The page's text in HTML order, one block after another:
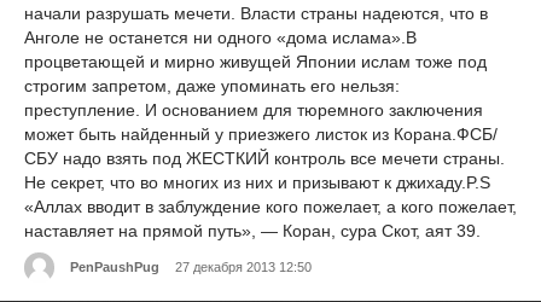
начали разрушать мечети. Власти страны надеются, что в
Анголе не останется ни одного «дома ислама».В
процветающей и мирно живущей Японии ислам тоже под
строгим запретом, даже упоминать его нельзя:
преступление. И основанием для тюремного заключения
может быть найденный у приезжего листок из Корана.ФСБ/
СБУ надо взять под ЖЕСТКИЙ контроль все мечети страны.
Не секрет, что во многих из них и призывают к джихаду.P.S
«Аллах вводит в заблуждение кого пожелает, а кого пожелает,
наставляет на прямой путь», — Коран, сура Скот, аят 39.
PenPaushPug 27 декабря 2013 12:50